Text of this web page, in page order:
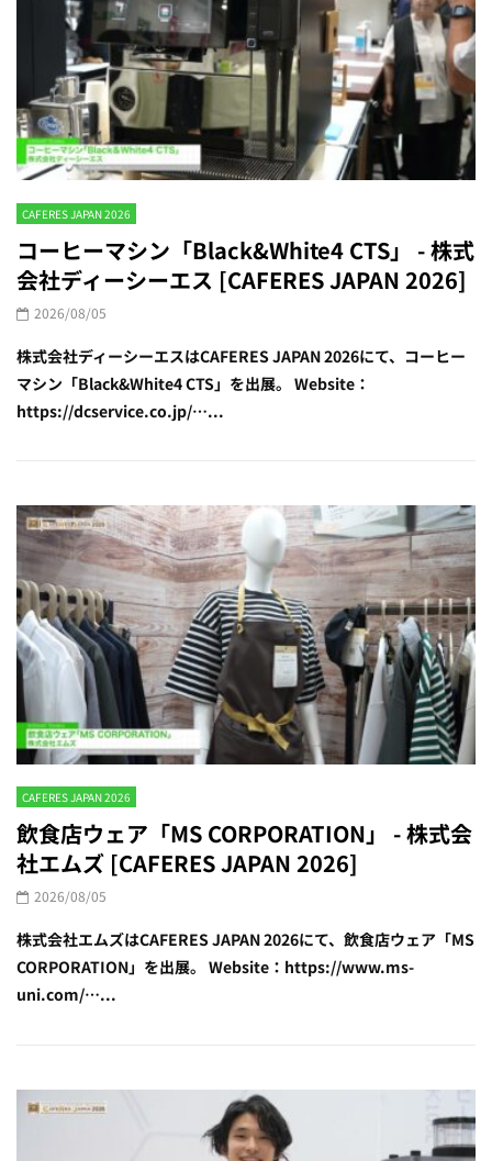
CAFERES JAPAN 2026
コーヒーマシン「Black&White4 CTS」 - 株式
会社ディーシーエス [CAFERES JAPAN 2026]
2026/08/05
株式会社ディーシーエスはCAFERES JAPAN 2026にて、コーヒー
マシン「Black&White4 CTS」を出展。 Website：
https://dcservice.co.jp/…...
CAFERES JAPAN 2026
飲食店ウェア「MS CORPORATION」 - 株式会
社エムズ [CAFERES JAPAN 2026]
2026/08/05
株式会社エムズはCAFERES JAPAN 2026にて、飲食店ウェア「MS
CORPORATION」を出展。 Website：https://www.ms-
uni.com/…...